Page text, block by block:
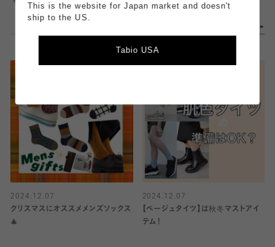
2024.12.07
クリスマスにオススメメンズソックス
🎄
2024.12.07
【ベージュタイツ】は秋冬マストアイ
テム！
This is the website for Japan market and doesn't
ship to the US.
Tabio USA